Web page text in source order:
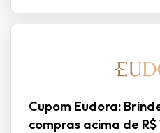
Cupom Eudora:
compras acima de R$